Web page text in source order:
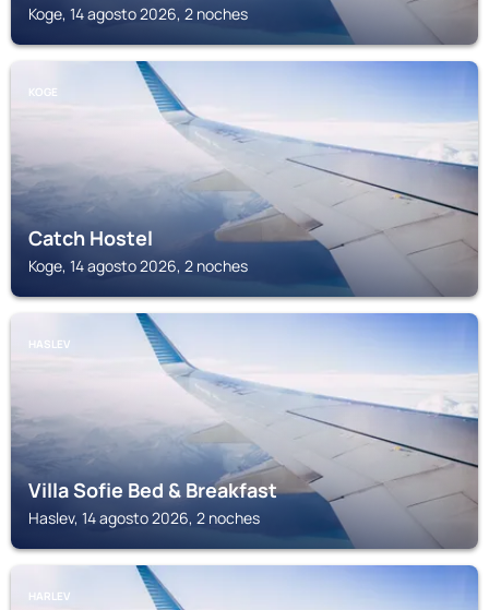
Koge, 14 agosto 2026, 2 noches
KOGE
Catch Hostel
Koge, 14 agosto 2026, 2 noches
HASLEV
Villa Sofie Bed & Breakfast
Haslev, 14 agosto 2026, 2 noches
HARLEV